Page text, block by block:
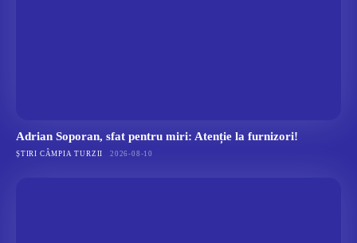
Adrian Soporan, sfat pentru miri: Atenție la furnizori!
ȘTIRI CÂMPIA TURZII 2026-08-10